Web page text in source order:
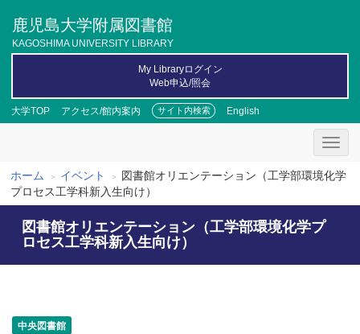
ツ
鹿児島大学附属図書館
KAGOSHIMA UNIVERSITY LIBRARY
大学TOP アクセス/館内案内 サイト内検索 English
My Libraryログイン
Web申込/照会
パ
ン
く
ず
ホーム イベント
図書館オリエンテーション（工学部環境化学
プロセス工学科新入生向け）
図書館オリエンテーション（工学部環境化学プ
ロセス工学科新入生向け）
中央図書館